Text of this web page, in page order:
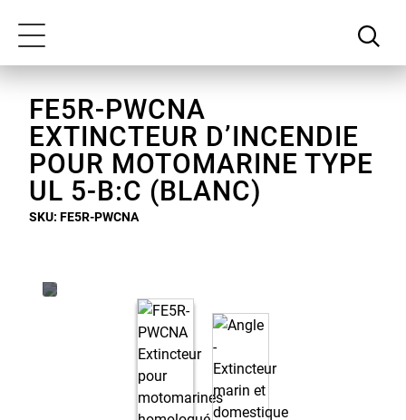
contenu
principal
déclaration
d'accessibilité
Toggle
FE5R-PWCNA
EXTINCTEUR D’INCENDIE
POUR MOTOMARINE TYPE
UL 5-B:C (BLANC)
SKU: FE5R-PWCNA